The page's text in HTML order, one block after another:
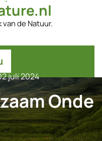
de Natuur.
juli 2024
Onde